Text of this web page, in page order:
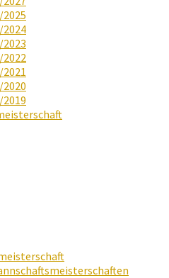
2024
2022